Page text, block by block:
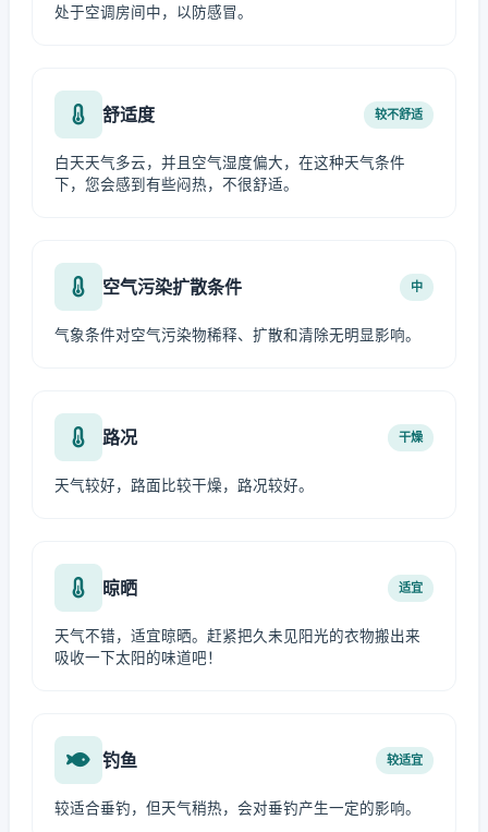
处于空调房间中，以防感冒。
舒适度 较不舒适
白天天气多云，并且空气湿度偏大，在这种天气条件
下，您会感到有些闷热，不很舒适。
空气污染扩散条件 中
气象条件对空气污染物稀释、扩散和清除无明显影响。
路况 干燥
天气较好，路面比较干燥，路况较好。
晾晒 适宜
天气不错，适宜晾晒。赶紧把久未见阳光的衣物搬出来
吸收一下太阳的味道吧！
钓鱼 较适宜
较适合垂钓，但天气稍热，会对垂钓产生一定的影响。